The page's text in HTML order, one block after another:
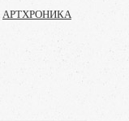
АРТХРОНИКА